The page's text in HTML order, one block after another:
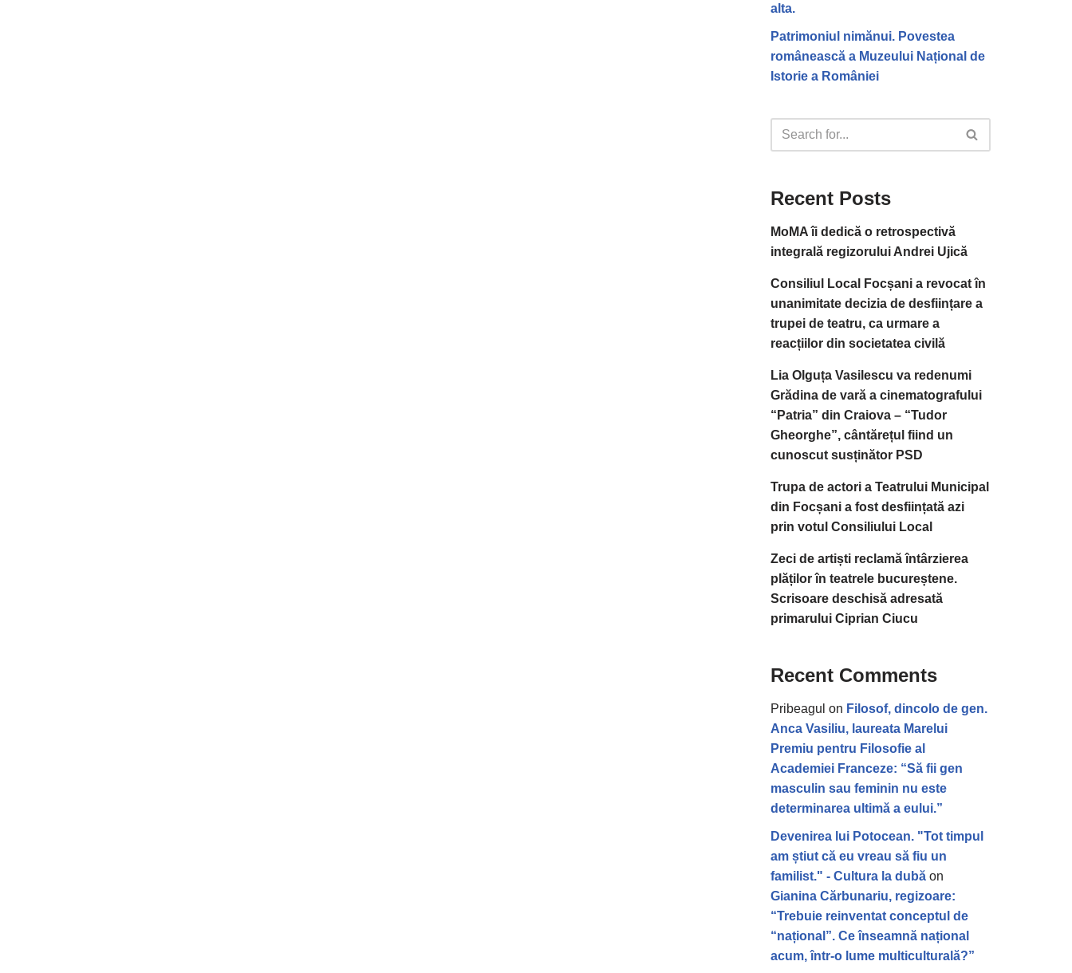
alta.
Patrimoniul nimănui. Povestea
românească a Muzeului Național de
Istorie a României
Recent Posts
MoMA îi dedică o retrospectivă
integrală regizorului Andrei Ujică
Consiliul Local Focșani a revocat în
unanimitate decizia de desființare a
trupei de teatru, ca urmare a
reacțiilor din societatea civilă
Lia Olguța Vasilescu va redenumi
Grădina de vară a cinematografului
“Patria” din Craiova – “Tudor
Gheorghe”, cântărețul fiind un
cunoscut susținător PSD
Trupa de actori a Teatrului Municipal
din Focșani a fost desființată azi
prin votul Consiliului Local
Zeci de artiști reclamă întârzierea
plăților în teatrele bucureștene.
Scrisoare deschisă adresată
primarului Ciprian Ciucu
Recent Comments
Pribeagul on Filosof, dincolo de gen.
Anca Vasiliu, laureata Marelui
Premiu pentru Filosofie al
Academiei Franceze: “Să fii gen
masculin sau feminin nu este
determinarea ultimă a eului.”
Devenirea lui Potocean. "Tot timpul
am știut că eu vreau să fiu un
familist." - Cultura la dubă on
Gianina Cărbunariu, regizoare:
“Trebuie reinventat conceptul de
“național”. Ce înseamnă național
acum, într-o lume multiculturală?”